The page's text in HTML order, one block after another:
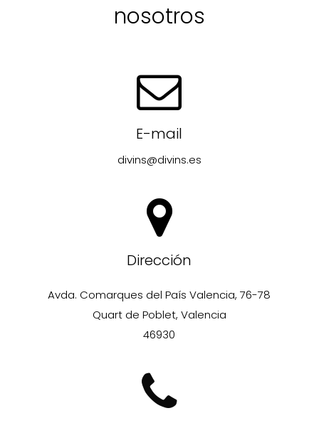
nosotros
E-mail
divins@divins.es
Dirección
Avda. Comarques del País Valencia, 76-78
Quart de Poblet, Valencia
46930